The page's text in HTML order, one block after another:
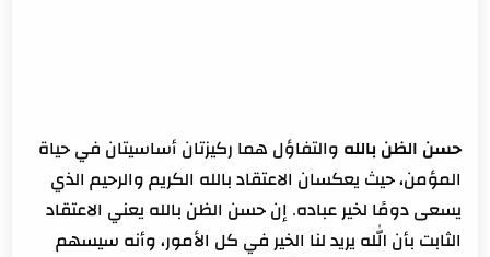
حسن الظن بالله والتفاؤل هما ركيزتان أساسيتان في حياة
المؤمن، حيث يعكسان الاعتقاد بالله الكريم والرحيم الذي
يسعى دومًا لخير عباده. إن حسن الظن بالله يعني الاعتقاد
الثابت بأن الله يريد لنا الخير في كل الأمور، وأنه سيسهم